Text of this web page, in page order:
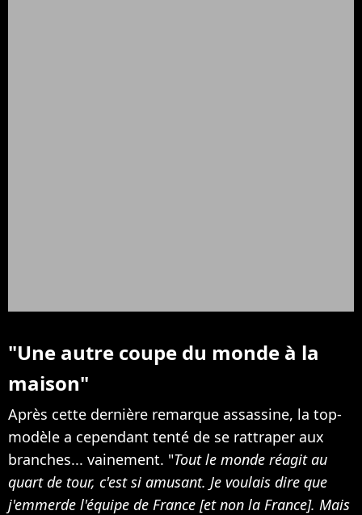
"Une autre coupe du monde à la
maison"
Après cette dernière remarque assassine, la top-
modèle a cependant tenté de se rattraper aux
branches... vainement. "Tout le monde réagit au
quart de tour, c'est si amusant. Je voulais dire que
j'emmerde l'équipe de France [et non la France]. Mais